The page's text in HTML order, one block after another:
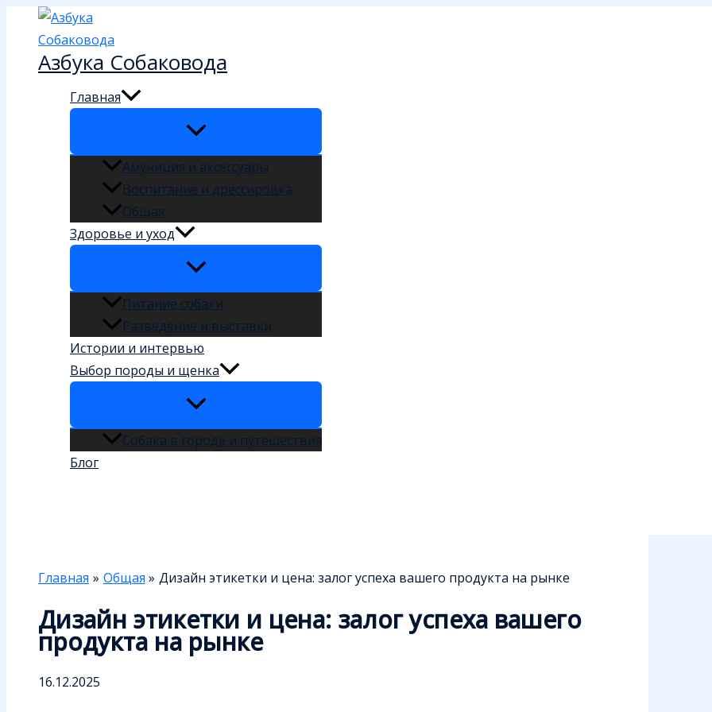
Перейти
содержимому
Азбука Собаковода
Главная
Амуниция и аксессуары
Воспитание и дрессировка
Общая
Здоровье и уход
Питание собаки
Разведение и выставки
Истории и интервью
Выбор породы и щенка
Собака в городе и путешествия
Блог
Главная Общая Дизайн этикетки и цена: залог успеха вашего продукта на рынке
Дизайн этикетки и цена: залог успеха вашего
продукта на рынке
16.12.2025